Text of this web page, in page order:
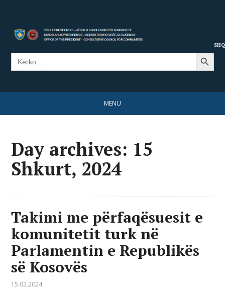
Search
for:
Search Button
MENU
Day archives: 15
Shkurt, 2024
Takimi me përfaqësuesit e
komunitetit turk në
Parlamentin e Republikës
së Kosovës
15.02.2024